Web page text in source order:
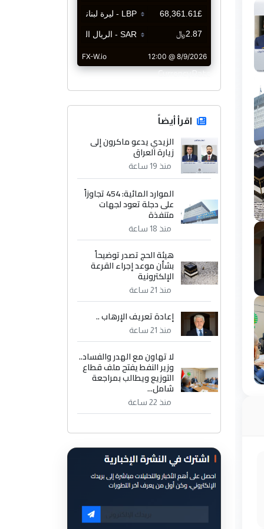
CurrencyRate
اقرأ أيضاً
الزيدي يدعو ماكرون إلى
زيارة العراق
منذ 19 ساعة
الموارد المائية: 454 تجاوزاً
على دجلة تعود لجهات
متنفذة
منذ 18 ساعة
هيئة الحج تصدر توضيحاً
بشأن موعد إجراء القرعة
الإلكترونية
منذ 21 ساعة
إعادة تعريف الإرهاب ..
منذ 21 ساعة
لا تهاون مع الهدر والفساد..
وزير النفط يفتح ملف قطاع
التوزيع ويطالب بمراجعة
شامل...
منذ 22 ساعة